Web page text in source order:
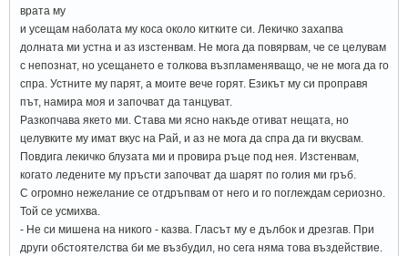
врата му
и усещам наболата му коса около китките си. Лекичко захапва
долната ми устна и аз изстенвам. Не мога да повярвам, че се целувам
с непознат, но усещането е толкова възпламеняващо, че не мога да го
спра. Устните му парят, а моите вече горят. Езикът му си проправя
път, намира моя и започват да танцуват.
Разкопчава якето ми. Става ми ясно накъде отиват нещата, но
целувките му имат вкус на Рай, и аз не мога да спра да ги вкусвам.
Повдига лекичко блузата ми и провира ръце под нея. Изстенвам,
когато ледените му пръсти започват да шарят по голия ми гръб.
С огромно нежелание се отдръпвам от него и го поглеждам сериозно.
Той се усмихва.
- Не си мишена на никого - казва. Гласът му е дълбок и дрезгав. При
други обстоятелства би ме възбудил, но сега няма това въздействие.